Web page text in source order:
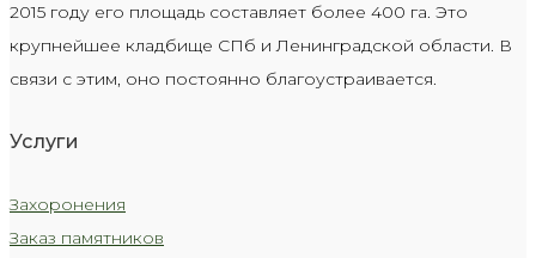
2015 году его площадь составляет более 400 га. Это
крупнейшее кладбище СПб и Ленинградской области. В
связи с этим, оно постоянно благоустраивается.
Услуги
Захоронения
Заказ памятников